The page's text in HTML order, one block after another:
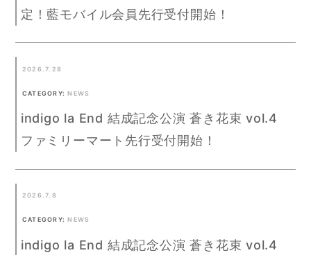
定！藍モバイル会員先行受付開始！
2026.7.28
CATEGORY: NEWS
indigo la End 結成記念公演 蒼き花束 vol.4
ファミリーマート先行受付開始！
2026.7.8
CATEGORY: NEWS
indigo la End 結成記念公演 蒼き花束 vol.4